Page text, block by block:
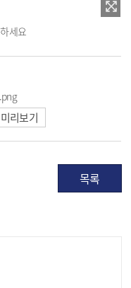
세요
미리보기
목록